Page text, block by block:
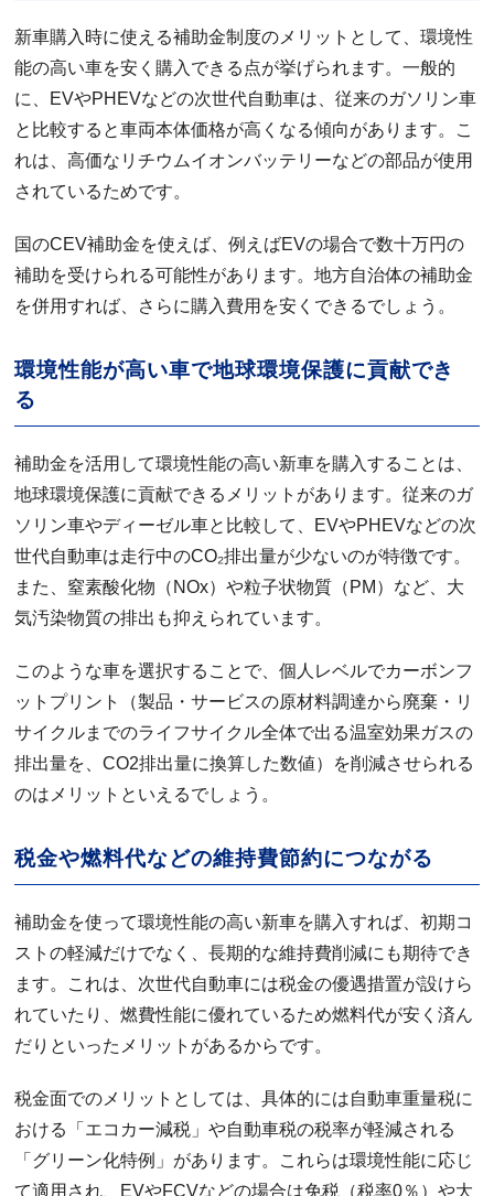
新車購入時に使える補助金制度のメリットとして、環境性
能の高い車を安く購入できる点が挙げられます。一般的
に、EVやPHEVなどの次世代自動車は、従来のガソリン車
と比較すると車両本体価格が高くなる傾向があります。こ
れは、高価なリチウムイオンバッテリーなどの部品が使用
されているためです。
国のCEV補助金を使えば、例えばEVの場合で数十万円の
補助を受けられる可能性があります。地方自治体の補助金
を併用すれば、さらに購入費用を安くできるでしょう。
環境性能が高い車で地球環境保護に貢献でき
る
補助金を活用して環境性能の高い新車を購入することは、
地球環境保護に貢献できるメリットがあります。従来のガ
ソリン車やディーゼル車と比較して、EVやPHEVなどの次
世代自動車は走行中のCO₂排出量が少ないのが特徴です。
また、窒素酸化物（NOx）や粒子状物質（PM）など、大
気汚染物質の排出も抑えられています。
このような車を選択することで、個人レベルでカーボンフ
ットプリント（製品・サービスの原材料調達から廃棄・リ
サイクルまでのライフサイクル全体で出る温室効果ガスの
排出量を、CO2排出量に換算した数値）を削減させられる
のはメリットといえるでしょう。
税金や燃料代などの維持費節約につながる
補助金を使って環境性能の高い新車を購入すれば、初期コ
ストの軽減だけでなく、長期的な維持費削減にも期待でき
ます。これは、次世代自動車には税金の優遇措置が設けら
れていたり、燃費性能に優れているため燃料代が安く済ん
だりといったメリットがあるからです。
税金面でのメリットとしては、具体的には自動車重量税に
おける「エコカー減税」や自動車税の税率が軽減される
「グリーン化特例」があります。これらは環境性能に応じ
て適用され、EVやFCVなどの場合は免税（税率0％）や大